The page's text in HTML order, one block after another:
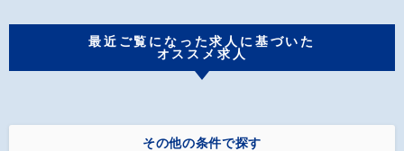
最近ご覧になった求人に基づいた
オススメ求人
その他の条件で探す